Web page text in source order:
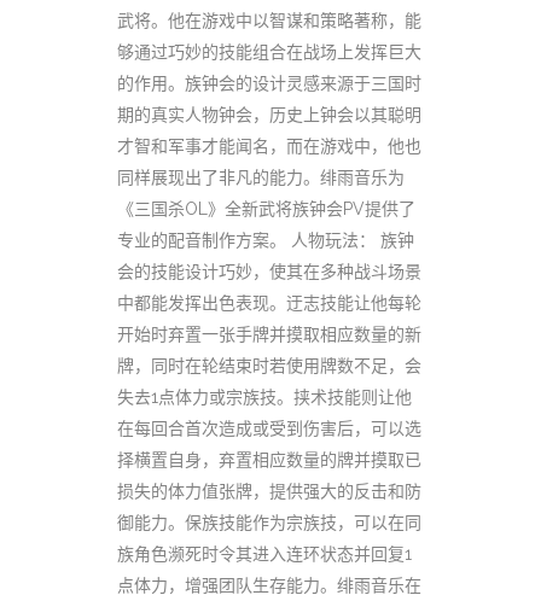
武将。他在游戏中以智谋和策略著称，能
够通过巧妙的技能组合在战场上发挥巨大
的作用。族钟会的设计灵感来源于三国时
期的真实人物钟会，历史上钟会以其聪明
才智和军事才能闻名，而在游戏中，他也
同样展现出了非凡的能力。绯雨音乐为
《三国杀OL》全新武将族钟会PV提供了
专业的配音制作方案。 人物玩法： 族钟
会的技能设计巧妙，使其在多种战斗场景
中都能发挥出色表现。迂志技能让他每轮
开始时弃置一张手牌并摸取相应数量的新
牌，同时在轮结束时若使用牌数不足，会
失去1点体力或宗族技。挟术技能则让他
在每回合首次造成或受到伤害后，可以选
择横置自身，弃置相应数量的牌并摸取已
损失的体力值张牌，提供强大的反击和防
御能力。保族技能作为宗族技，可以在同
族角色濒死时令其进入连环状态并回复1
点体力，增强团队生存能力。绯雨音乐在